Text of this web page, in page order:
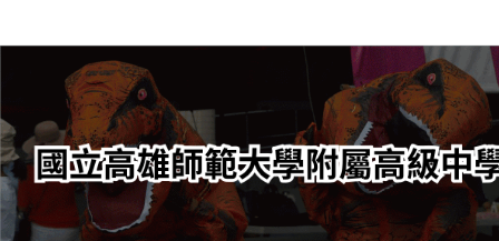
轉
要
內
容